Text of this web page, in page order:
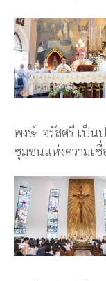
พงษ์ จรัสศรี เป็น
ชุมชนแห่งความเชื่